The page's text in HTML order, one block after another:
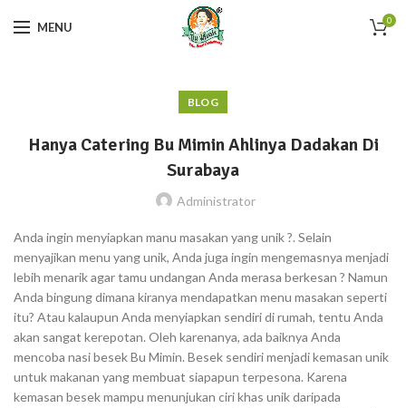
MENU 0
BLOG
Hanya Catering Bu Mimin Ahlinya Dadakan Di
Surabaya
Administrator
Anda ingin menyiapkan manu masakan yang unik ?. Selain
menyajikan menu yang unik, Anda juga ingin mengemasnya menjadi
lebih menarik agar tamu undangan Anda merasa berkesan ? Namun
Anda bingung dimana kiranya mendapatkan menu masakan seperti
itu? Atau kalaupun Anda menyiapkan sendiri di rumah, tentu Anda
akan sangat kerepotan. Oleh karenanya, ada baiknya Anda
mencoba nasi besek Bu Mimin. Besek sendiri menjadi kemasan unik
untuk makanan yang membuat siapapun terpesona. Karena
kemasan besek mampu menunjukan ciri khas unik daripada